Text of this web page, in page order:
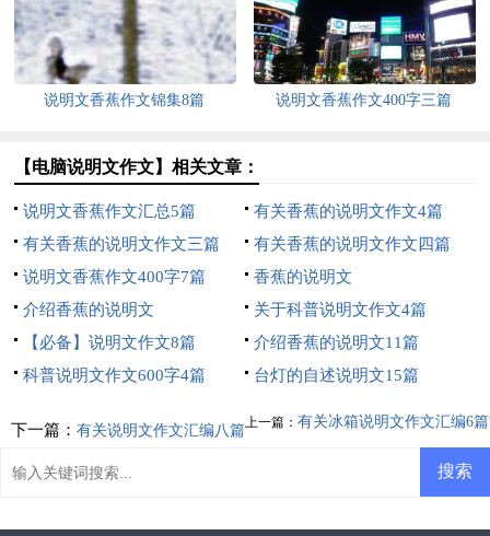
说明文香蕉作文锦集8篇 说明文香蕉作文400字三篇
【电脑说明文作文】相关文章：
说明文香蕉作文汇总5篇
有关香蕉的说明文作文4篇
有关香蕉的说明文作文三篇
有关香蕉的说明文作文四篇
说明文香蕉作文400字7篇
香蕉的说明文
介绍香蕉的说明文
关于科普说明文作文4篇
【必备】说明文作文8篇
介绍香蕉的说明文11篇
科普说明文作文600字4篇
台灯的自述说明文15篇
上一篇： 有关冰箱说明文作文汇编6篇
下一篇： 有关说明文作文汇编八篇